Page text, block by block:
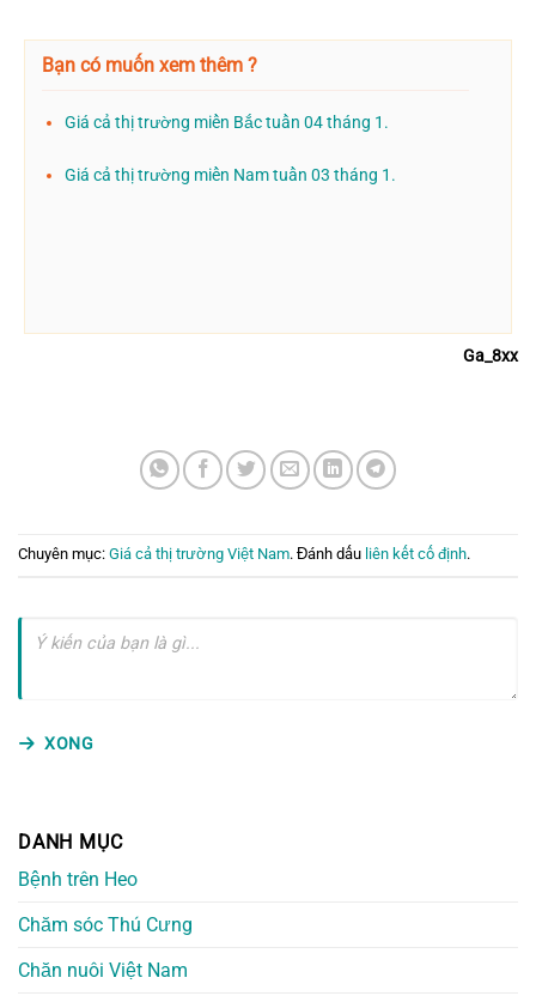
Bạn có muốn xem thêm ?
Giá cả thị trường miền Bắc tuần 04 tháng 1.
Giá cả thị trường miền Nam tuần 03 tháng 1.
Ga_8xx
Chuyên mục: Giá cả thị trường Việt Nam. Đánh dấu liên kết cố định.
XONG
DANH MỤC
Bệnh trên Heo
Chăm sóc Thú Cưng
Chăn nuôi Việt Nam